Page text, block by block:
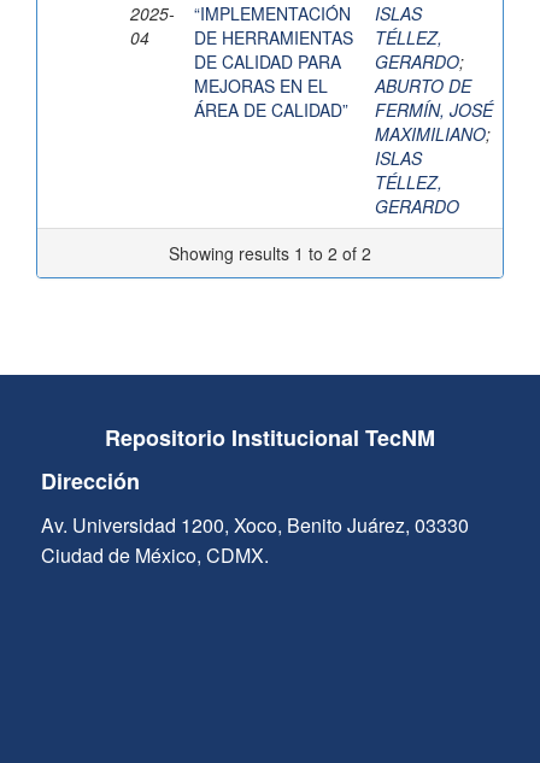
2025-
04
“IMPLEMENTACIÓN
DE HERRAMIENTAS
DE CALIDAD PARA
MEJORAS EN EL
ÁREA DE CALIDAD”
ISLAS
TÉLLEZ,
GERARDO;
ABURTO DE
FERMÍN, JOSÉ
MAXIMILIANO;
ISLAS
TÉLLEZ,
GERARDO
Showing results 1 to 2 of 2
Repositorio Institucional TecNM
Dirección
Av. Universidad 1200, Xoco, Benito Juárez, 03330
Ciudad de México, CDMX.